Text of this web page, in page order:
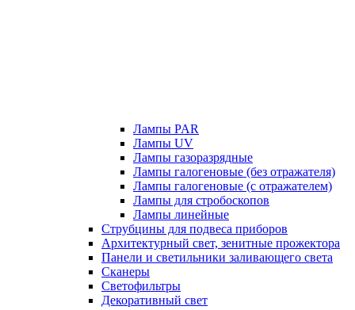
Лампы PAR
Лампы UV
Лампы газоразрядные
Лампы галогеновые (без отражателя)
Лампы галогеновые (с отражателем)
Лампы для стробоскопов
Лампы линейные
Струбцины для подвеса приборов
Архитектурный свет, зенитные прожектора
Панели и светильники заливающего света
Сканеры
Светофильтры
Декоративный свет